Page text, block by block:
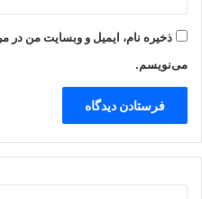
ذخیره نام، ایمیل و وبسایت من در
می‌نویسم.